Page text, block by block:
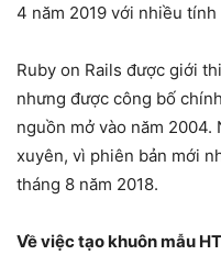
4 năm 2019 với nhiều
Ruby on Rails được giới
nhưng được công bố
nguồn mở vào năm
xuyên, vì phiên bản mới
tháng 8 năm 2018.
Về việc tạo khuôn mẫu